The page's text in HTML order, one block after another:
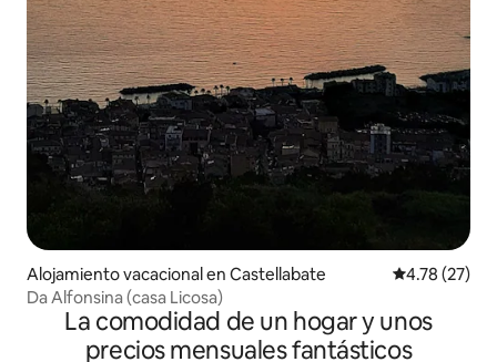
Alojamiento vacacional en Castellabate Calificación
4.78 (27)
Da Alfonsina (casa Licosa)
La comodidad de un hogar y unos
precios mensuales fantásticos